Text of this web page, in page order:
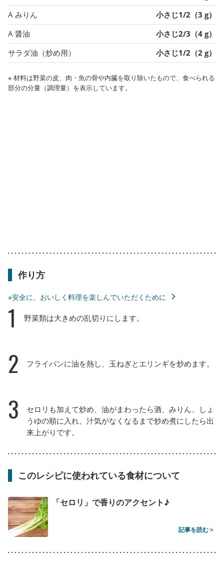
A みりん
小さじ1/2（3 g）
A 醤油
小さじ2/3（4 g）
サラダ油（炒め用）
小さじ1/2（2 g）
※ 材料は野菜の皮、肉・魚の骨や内臓を取り除いたもので、食べられる
部分の分量（調理量）を表示しています。
作り方
※安全に、おいしく料理を楽しんでいただくために
1 野菜類は大きめの乱切りにします。
2 フライパンに油を熱し、玉ねぎとエリンギを炒めます。
3
セロリも加えて炒め、油がまわったら酒、みりん、しょ
うゆの順に入れ、汁気がなくなるまで炒め煮にしたら出
来上がりです。
このレシピに使われている食材について
「セロリ」で香りのアクセント♪
記事を読む >